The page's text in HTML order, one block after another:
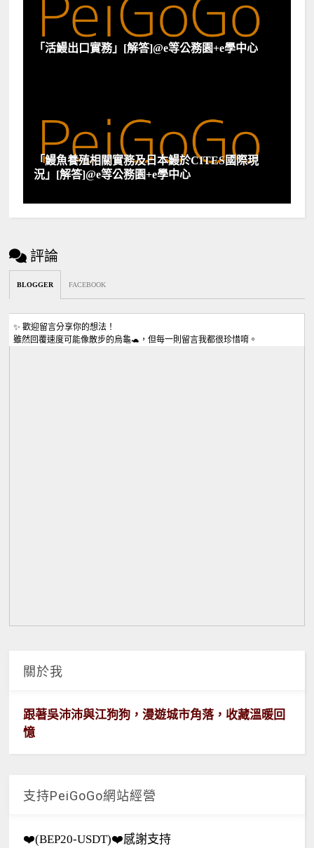
「活鰻出口實務」[解答]@e等公務園+e學中心
「鰻魚養殖相關實務及日本鰻於CITES國際現
況」[解答]@e等公務園+e學中心
評論
BLOGGER FACEBOOK
✨ 歡迎留言分享你的想法！
雖然回覆速度可能像散步的烏龜🐢，但每一則留言我都很珍惜唷。
關於我
跟著吳沛沛與江狗狗，漫遊城市角落，收藏溫暖回
憶
支持PeiGoGo網站經營
❤️(BEP20-USDT)❤️感謝支持